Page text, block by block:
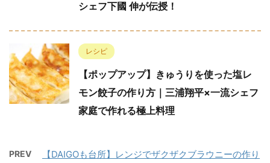
シェフ下國 伸が伝授！
レシピ
【ポップアップ】きゅうりを使った塩レ
モン餃子の作り方｜三浦翔平×一流シェフ
家庭で作れる極上料理
PREV
【DAIGOも台所】レンジでザクザクブラウニーの作り